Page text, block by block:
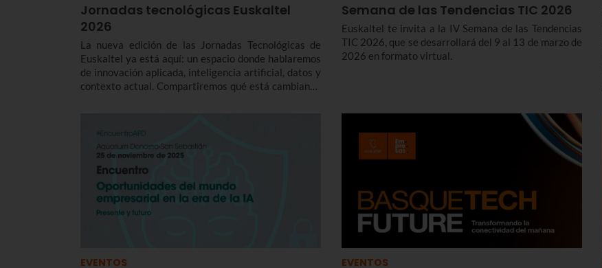
Jornadas tecnológicas Euskaltel
2026
La nueva edición de las Jornadas Tecnológicas de
Euskaltel ya está aquí: un espacio donde hablaremos
de innovación aplicada, inteligencia artificial, datos y
contexto actual. Compartiremos qué está cambiando
Semana de las Tendencias TIC 2026
Euskaltel te invita a la IV Semana de las Tendencias
TIC 2026, que se desarrollará del 9 al 13 de marzo de
2026 en formato virtual.
EVENTOS EVENTOS